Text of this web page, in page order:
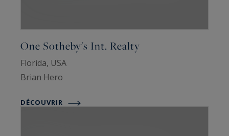
One Sotheby's Int. Realty
Florida, USA
Brian Hero
DÉCOUVRIR